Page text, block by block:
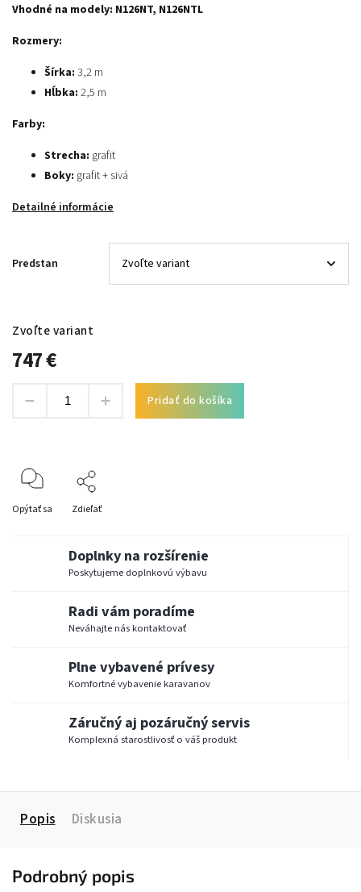
Vhodné na modely: N126NT, N126NTL
Rozmery:
Šírka: 3,2 m
Hĺbka: 2,5 m
Farby:
Strecha: grafit
Boky: grafit + sivá
Detailné informácie
Predstan
747 €
Zvoľte variant
Pridať do košíka
Opýtať sa Zdieľať
Doplnky na rozšírenie
Poskytujeme doplnkovú výbavu
Radi vám poradíme
Neváhajte nás kontaktovať
Plne vybavené prívesy
Komfortné vybavenie karavanov
Záručný aj pozáručný servis
Komplexná starostlivosť o váš produkt
Popis Diskusia
Podrobný popis